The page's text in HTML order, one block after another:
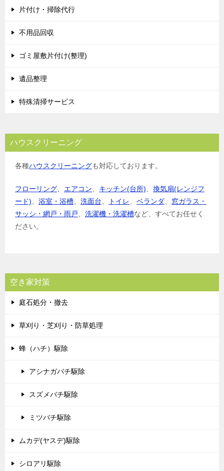
片付け・掃除代行
不用品回収
ゴミ屋敷片付け(整理)
遺品整理
特殊清掃サービス
ハウスクリーニング
各種ハウスクリーニングも対応しております。
フローリング エアコン キッチン(台所)
換気扇(レンジフ
ード)
浴室・浴槽 洗面台 トイレ ベランダ
窓ガラス・
サッシ・網戸・雨戸
洗濯機・洗濯槽など、すべてお任せく
ださい。
空き家対策
庭石処分・撤去
草刈り・芝刈り・防草処理
蜂（ハチ）駆除
アシナガバチ駆除
スズメバチ駆除
ミツバチ駆除
ムカデ(ヤスデ)駆除
シロアリ駆除